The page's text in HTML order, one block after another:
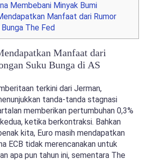
Membebani Minyak Bumi
Manfaat dari Rumor
The Fed
Manfaat dari
Suku Bunga di AS
terkini dari Jerman,
tanda-tanda stagnasi
memberikan pertumbuhan 0,3%
ketika berkontraksi. Bahkan
kita, Euro masih mendapatkan
ECB tidak merencanakan untuk
apa pun tahun ini, sementara The